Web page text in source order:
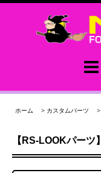
ホーム > カスタムパーツ >
【RS-LOOKパーツ】